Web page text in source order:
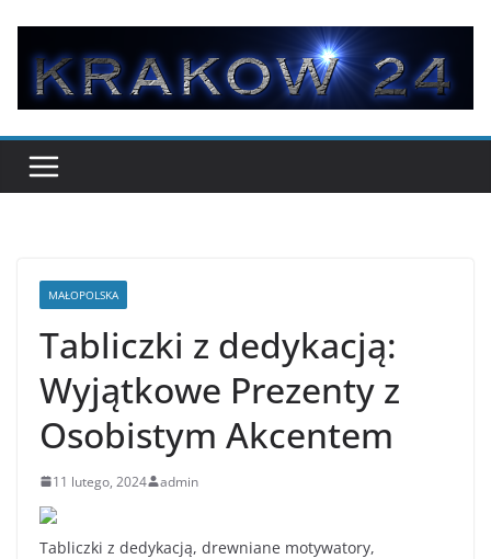
treści
MAŁOPOLSKA
Tabliczki z dedykacją:
Wyjątkowe Prezenty z
Osobistym Akcentem
11 lutego, 2024 admin
Tabliczki z dedykacją, drewniane motywatory,